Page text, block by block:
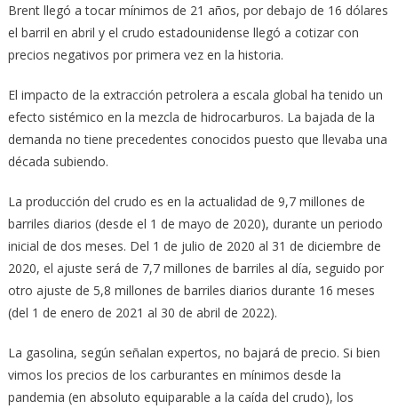
Brent llegó a tocar mínimos de 21 años, por debajo de 16 dólares
el barril en abril y el crudo estadounidense llegó a cotizar con
precios negativos por primera vez en la historia.
El impacto de la extracción petrolera a escala global ha tenido un
efecto sistémico en la mezcla de hidrocarburos. La bajada de la
demanda no tiene precedentes conocidos puesto que llevaba una
década subiendo.
La producción del crudo es en la actualidad de 9,7 millones de
barriles diarios (desde el 1 de mayo de 2020), durante un periodo
inicial de dos meses. Del 1 de julio de 2020 al 31 de diciembre de
2020, el ajuste será de 7,7 millones de barriles al día, seguido por
otro ajuste de 5,8 millones de barriles diarios durante 16 meses
(del 1 de enero de 2021 al 30 de abril de 2022).
La gasolina, según señalan expertos, no bajará de precio. Si bien
vimos los precios de los carburantes en mínimos desde la
pandemia (en absoluto equiparable a la caída del crudo), los